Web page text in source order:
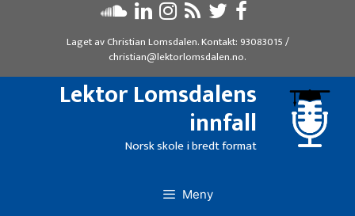
Laget avChristian Lomsdalen. Kontakt: 93083015/
christian@lektorlomsdalen.no.
Lektor Lomsdalens
innfall
Norsk skole i bredt format
Meny